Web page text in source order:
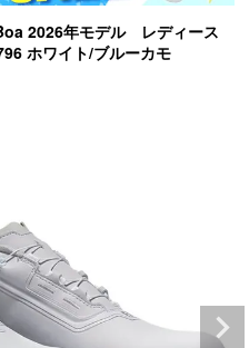
2026年モデル レディース
ホワイト/ブルーカモ